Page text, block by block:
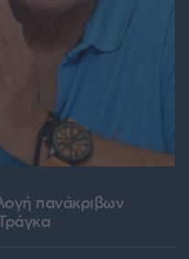
πανάκριβων